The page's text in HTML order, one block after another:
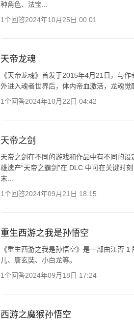
种角色、法宝...
1个回答2024年10月25日 00:01
天帝龙魂
《天帝龙魂》首发于2015年4月21日，与
外进入魂者世界后，体内帝血激活，龙魂
1个回答2024年10月22日 04:42
天帝之剑
天帝之剑在不同的游戏和作品中有不同的
雄遗产“天帝之霸剑”在 DLC 中可在关键时
末...
1个回答2024年09月21日 18:15
重生西游之我是孙悟空
《重生西游之我是孙悟空》是一部由江否
儿、唐玄奘、小白龙等。
1个回答2024年09月18日 17:24
西游之魔猴孙悟空